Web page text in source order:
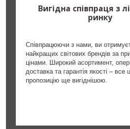
Вигідна співпраця з
ринку
Співпрацюючи з нами, ви
найкращих світових брендів за
цінами. Широкий асортимент,
доставка та гарантія якості –
пропозицію ще вигіднішою.